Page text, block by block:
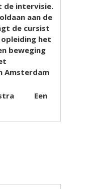
de intervisie.
aan de
de cursist
het
beweging
Amsterdam
Een